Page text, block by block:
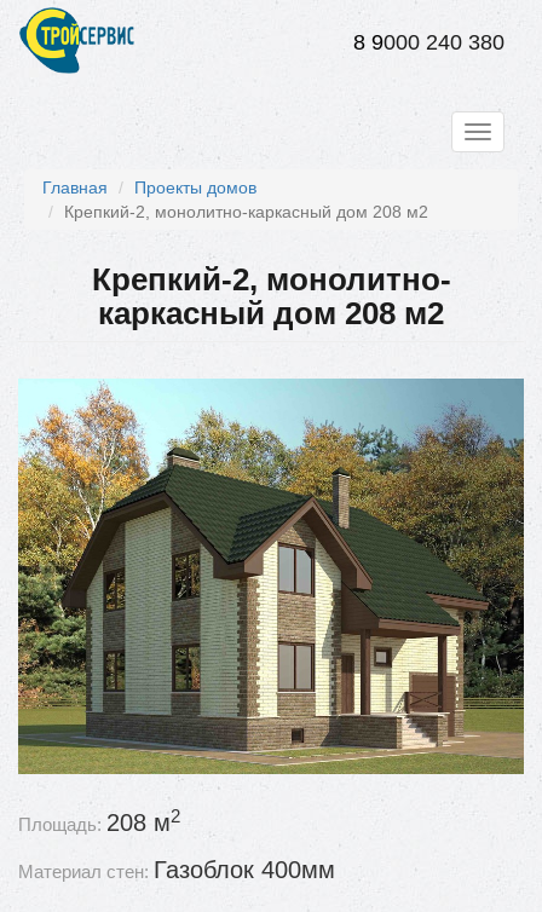
Перейти
основному
8 9000 240 380
Toggle
Главная
Проекты домов
Крепкий-2, монолитно-каркасный дом 208 м2
Крепкий-2, монолитно-
каркасный дом 208 м2
Площадь: 208 м2
Материал стен: Газоблок 400мм